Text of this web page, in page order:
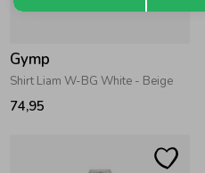
Gymp
Shirt Liam W-BG White - Beige
74,95